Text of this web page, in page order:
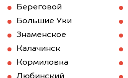
Береговой
Большие Уки
Знаменское
Калачинск
Кормиловка
Любинский